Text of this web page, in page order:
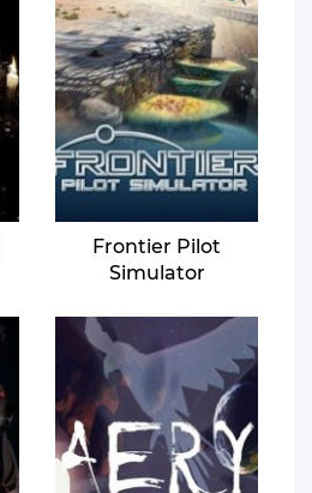
Frontier Pilot
Simulator